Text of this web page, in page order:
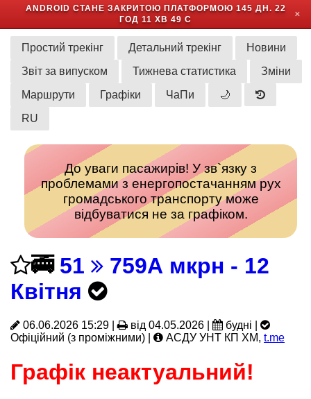
ANDROID СТАНЕ ЗАКРИТОЮ ПЛАТФОРМОЮ 145 ДН. 22
ГОД 11 ХВ 49 С
✕
Простий трекінг Детальний трекінг
Новини
Звіт за випуском
Тижнева статистика
Зміни
Маршрути
Графіки ЧаПи
🌙
RU
До уваги пасажирів! У зв`язку з
проблемами з енергопостачанням рух
громадського транспорту може
відбуватися не за графіком.
🚎 51
759А мкрн - 12
Квітня
06.06.2026 15:29 | від 04.05.2026 |
будні |
Офіційний (з проміжними) |
АСДУ УНТ КП ХМ, t.me
Графік неактуальний!